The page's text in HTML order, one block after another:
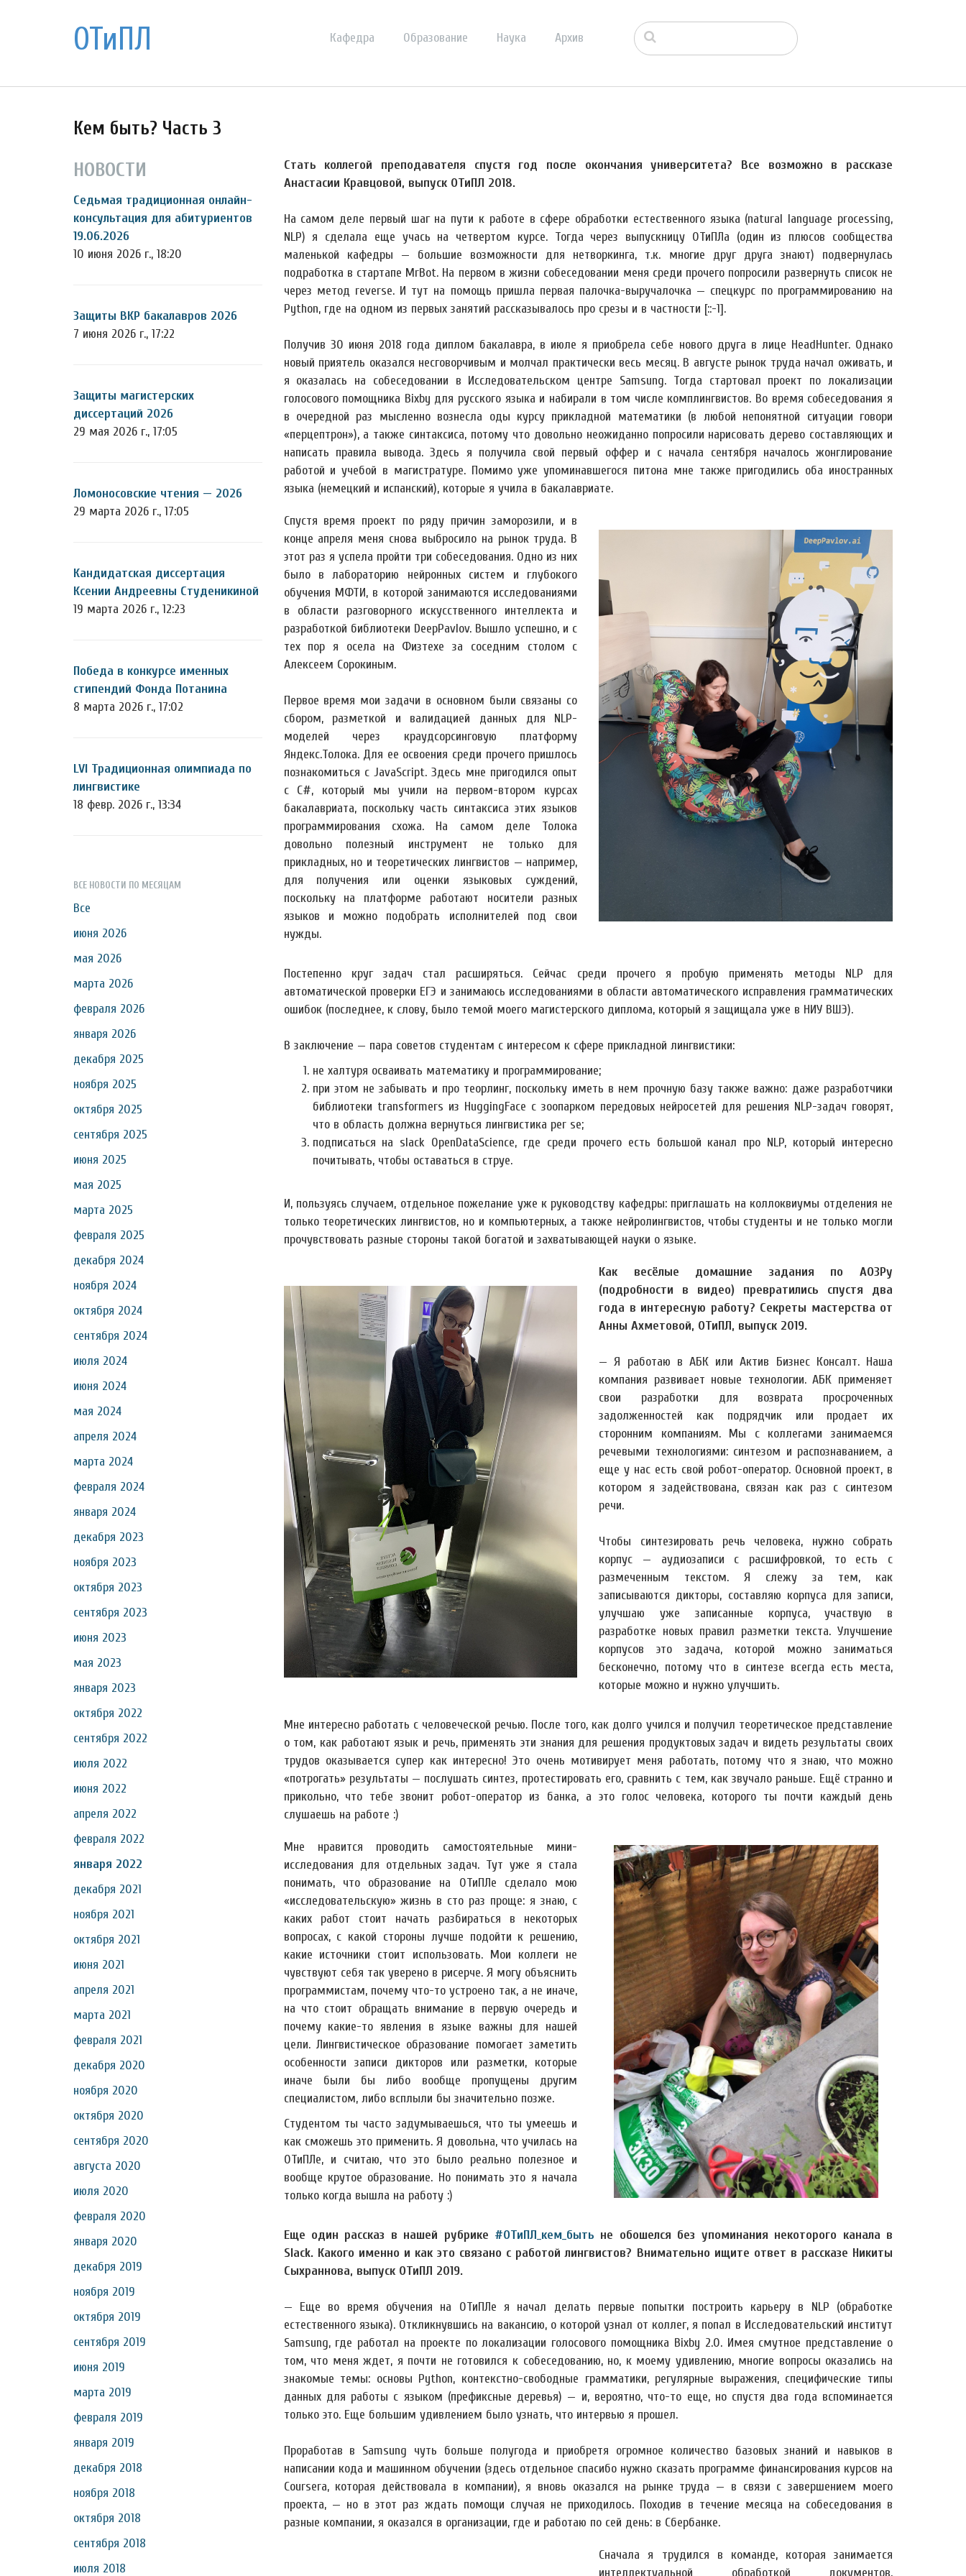
ОТиПЛ Кафедра Образование Наука Архив
Кем быть? Часть 3
НОВОСТИ
Седьмая традиционная онлайн-
консультация для абитуриентов
19.06.2026
10 июня 2026 г., 18:20
Защиты ВКР бакалавров 2026
7 июня 2026 г., 17:22
Защиты магистерских
диссертаций 2026
29 мая 2026 г., 17:05
Ломоносовские чтения — 2026
29 марта 2026 г., 17:05
Кандидатская диссертация
Ксении Андреевны Студеникиной
19 марта 2026 г., 12:23
Победа в конкурсе именных
стипендий Фонда Потанина
8 марта 2026 г., 17:02
LVI Традиционная олимпиада по
лингвистике
18 февр. 2026 г., 13:34
ВСЕ НОВОСТИ ПО МЕСЯЦАМ
Все
июня 2026
мая 2026
марта 2026
февраля 2026
января 2026
декабря 2025
ноября 2025
октября 2025
сентября 2025
июня 2025
мая 2025
марта 2025
февраля 2025
декабря 2024
ноября 2024
октября 2024
сентября 2024
июля 2024
июня 2024
мая 2024
апреля 2024
марта 2024
февраля 2024
января 2024
декабря 2023
ноября 2023
октября 2023
сентября 2023
июня 2023
мая 2023
января 2023
октября 2022
сентября 2022
июля 2022
июня 2022
апреля 2022
февраля 2022
января 2022
декабря 2021
ноября 2021
октября 2021
июня 2021
апреля 2021
марта 2021
февраля 2021
декабря 2020
ноября 2020
октября 2020
сентября 2020
августа 2020
июля 2020
февраля 2020
января 2020
декабря 2019
ноября 2019
октября 2019
сентября 2019
июня 2019
марта 2019
февраля 2019
января 2019
декабря 2018
ноября 2018
октября 2018
сентября 2018
июля 2018
Стать коллегой преподавателя спустя год после окончания университета? Все возможно в рассказе
Анастасии Кравцовой, выпуск ОТиПЛ 2018.
На самом деле первый шаг на пути к работе в сфере обработки естественного языка (natural language processing,
NLP) я сделала еще учась на четвертом курсе. Тогда через выпускницу ОТиПЛа (один из плюсов сообщества
маленькой кафедры — большие возможности для нетворкинга, т.к. многие друг друга знают) подвернулась
подработка в стартапе MrBot. На первом в жизни собеседовании меня среди прочего попросили развернуть список не
через метод reverse. И тут на помощь пришла первая палочка-выручалочка — спецкурс по программированию на
Python, где на одном из первых занятий рассказывалось про срезы и в частности [::-1].
Получив 30 июня 2018 года диплом бакалавра, в июле я приобрела себе нового друга в лице HeadHunter. Однако
новый приятель оказался несговорчивым и молчал практически весь месяц. В августе рынок труда начал оживать, и
я оказалась на собеседовании в Исследовательском центре Samsung. Тогда стартовал проект по локализации
голосового помощника Bixby для русского языка и набирали в том числе комплингвистов. Во время собеседования я
в очередной раз мысленно вознесла оды курсу прикладной математики (в любой непонятной ситуации говори
«перцептрон»), а также синтаксиса, потому что довольно неожиданно попросили нарисовать дерево составляющих и
написать правила вывода. Здесь я получила свой первый оффер и с начала сентября началось жонглирование
работой и учебой в магистратуре. Помимо уже упоминавшегося питона мне также пригодились оба иностранных
языка (немецкий и испанский), которые я учила в бакалавриате.
Спустя время проект по ряду причин заморозили, и в
конце апреля меня снова выбросило на рынок труда. В
этот раз я успела пройти три собеседования. Одно из них
было в лабораторию нейронных систем и глубокого
обучения МФТИ, в которой занимаются исследованиями
в области разговорного искусственного интеллекта и
разработкой библиотеки DeepPavlov. Вышло успешно, и с
тех пор я осела на Физтехе за соседним столом с
Алексеем Сорокиным.
Первое время мои задачи в основном были связаны со
сбором, разметкой и валидацией данных для NLP-
моделей через краудсорсинговую платформу
Яндекс.Толока. Для ее освоения среди прочего пришлось
познакомиться с JavaScript. Здесь мне пригодился опыт
с C#, который мы учили на первом-втором курсах
бакалавриата, поскольку часть синтаксиса этих языков
программирования схожа. На самом деле Толока
довольно полезный инструмент не только для
прикладных, но и теоретических лингвистов — например,
для получения или оценки языковых суждений,
поскольку на платформе работают носители разных
языков и можно подобрать исполнителей под свои
нужды.
Постепенно круг задач стал расширяться. Сейчас среди прочего я пробую применять методы NLP для
автоматической проверки ЕГЭ и занимаюсь исследованиями в области автоматического исправления грамматических
ошибок (последнее, к слову, было темой моего магистерского диплома, который я защищала уже в НИУ ВШЭ).
В заключение — пара советов студентам с интересом к сфере прикладной лингвистики:
не халтуря осваивать математику и программирование;
при этом не забывать и про теорлинг, поскольку иметь в нем прочную базу также важно: даже разработчики
библиотеки transformers из HuggingFace с зоопарком передовых нейросетей для решения NLP-задач говорят,
что в область должна вернуться лингвистика per se;
подписаться на slack OpenDataScience, где среди прочего есть большой канал про NLP, который интересно
почитывать, чтобы оставаться в струе.
И, пользуясь случаем, отдельное пожелание уже к руководству кафедры: приглашать на коллоквиумы отделения не
только теоретических лингвистов, но и компьютерных, а также нейролингвистов, чтобы студенты и не только могли
прочувствовать разные стороны такой богатой и захватывающей науки о языке.
Как весёлые домашние задания по АОЗРу
(подробности в видео) превратились спустя два
года в интересную работу? Секреты мастерства от
Анны Ахметовой, ОТиПЛ, выпуск 2019.
— Я работаю в АБК или Актив Бизнес Консалт. Наша
компания развивает новые технологии. АБК применяет
свои разработки для возврата просроченных
задолженностей как подрядчик или продает их
сторонним компаниям. Мы с коллегами занимаемся
речевыми технологиями: синтезом и распознаванием, а
еще у нас есть свой робот-оператор. Основной проект, в
котором я задействована, связан как раз с синтезом
речи.
Чтобы синтезировать речь человека, нужно собрать
корпус — аудиозаписи с расшифровкой, то есть с
размеченным текстом. Я слежу за тем, как
записываются дикторы, составляю корпуса для записи,
улучшаю уже записанные корпуса, участвую в
разработке новых правил разметки текста. Улучшение
корпусов это задача, которой можно заниматься
бесконечно, потому что в синтезе всегда есть места,
которые можно и нужно улучшить.
Мне интересно работать с человеческой речью. После того, как долго учился и получил теоретическое представление
о том, как работают язык и речь, применять эти знания для решения продуктовых задач и видеть результаты своих
трудов оказывается супер как интересно! Это очень мотивирует меня работать, потому что я знаю, что можно
«потрогать» результаты — послушать синтез, протестировать его, сравнить с тем, как звучало раньше. Ещё странно и
прикольно, что тебе звонит робот-оператор из банка, а это голос человека, которого ты почти каждый день
слушаешь на работе :)
Мне нравится проводить самостоятельные мини-
исследования для отдельных задач. Тут уже я стала
понимать, что образование на ОТиПЛе сделало мою
«исследовательскую» жизнь в сто раз проще: я знаю, с
каких работ стоит начать разбираться в некоторых
вопросах, с какой стороны лучше подойти к решению,
какие источники стоит использовать. Мои коллеги не
чувствуют себя так уверено в рисерче. Я могу объяснить
программистам, почему что-то устроено так, а не иначе,
на что стоит обращать внимание в первую очередь и
почему какие-то явления в языке важны для нашей
цели. Лингвистическое образование помогает заметить
особенности записи дикторов или разметки, которые
иначе были бы либо вообще пропущены другим
специалистом, либо всплыли бы значительно позже.
Студентом ты часто задумываешься, что ты умеешь и
как сможешь это применить. Я довольна, что училась на
ОТиПЛе, и считаю, что это было реально полезное и
вообще крутое образование. Но понимать это я начала
только когда вышла на работу :)
Еще один рассказ в нашей рубрике #ОТиПЛ_кем_быть не обошелся без упоминания некоторого канала в
Slack. Какого именно и как это связано с работой лингвистов? Внимательно ищите ответ в рассказе Никиты
Сыхраннова, выпуск ОТиПЛ 2019.
— Еще во время обучения на ОТиПЛе я начал делать первые попытки построить карьеру в NLP (обработке
естественного языка). Откликнувшись на вакансию, о которой узнал от коллег, я попал в Исследовательский институт
Samsung, где работал на проекте по локализации голосового помощника Bixby 2.0. Имея смутное представление о
том, что меня ждет, я почти не готовился к собеседованию, но, к моему удивлению, многие вопросы оказались на
знакомые темы: основы Python, контекстно-свободные грамматики, регулярные выражения, специфические типы
данных для работы с языком (префиксные деревья) — и, вероятно, что-то еще, но спустя два года вспоминается
только это. Еще большим удивлением было узнать, что интервью я прошел.
Проработав в Samsung чуть больше полугода и приобретя огромное количество базовых знаний и навыков в
написании кода и машинном обучении (здесь отдельное спасибо нужно сказать программе финансирования курсов на
Coursera, которая действовала в компании), я вновь оказался на рынке труда — в связи с завершением моего
проекта, — но в этот раз ждать помощи случая не приходилось. Походив в течение месяца на собеседования в
разные компании, я оказался в организации, где и работаю по сей день: в Сбербанке.
Сначала я трудился в команде, которая занимается
интеллектуальной обработкой документов,